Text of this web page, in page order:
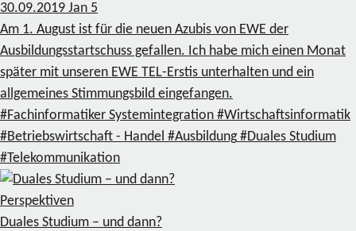
30.09.2019 Jan 5
Am 1. August ist für die neuen Azubis von EWE der
Ausbildungsstartschuss gefallen. Ich habe mich einen Monat
später mit unseren EWE TEL-Erstis unterhalten und ein
allgemeines Stimmungsbild eingefangen.
#Fachinformatiker Systemintegration #Wirtschaftsinformatik
#Betriebswirtschaft - Handel #Ausbildung #Duales Studium
#Telekommunikation
Perspektiven
Duales Studium – und dann?